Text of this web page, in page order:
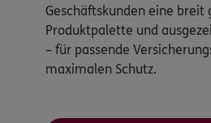
Geschäftskunden eine breit
Produktpalette und
– für passende
maximalen Schutz.